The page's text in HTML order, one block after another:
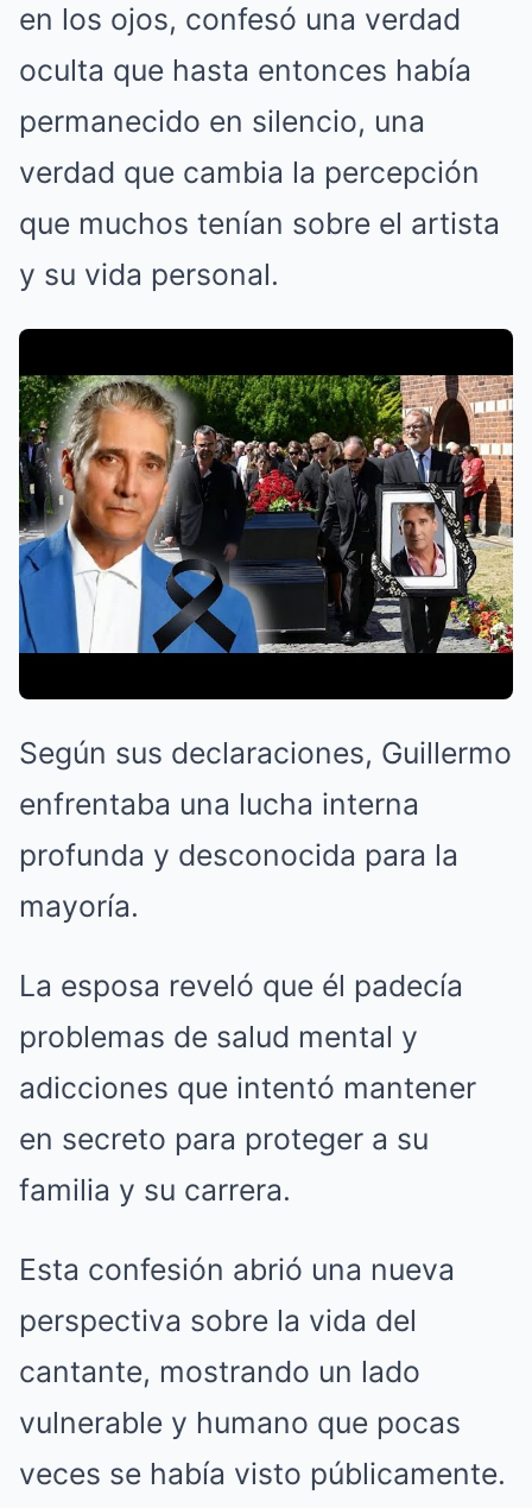
en los ojos, confesó una verdad
oculta que hasta entonces había
permanecido en silencio, una
verdad que cambia la percepción
que muchos tenían sobre el artista
y su vida personal.
Según sus declaraciones, Guillermo
enfrentaba una lucha interna
profunda y desconocida para la
mayoría.
La esposa reveló que él padecía
problemas de salud mental y
adicciones que intentó mantener
en secreto para proteger a su
familia y su carrera.
Esta confesión abrió una nueva
perspectiva sobre la vida del
cantante, mostrando un lado
vulnerable y humano que pocas
veces se había visto públicamente.